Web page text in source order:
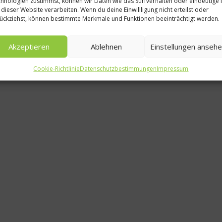
dieser Website verarbeiten. Wenn du deine Einwillligung nicht erteilst oder
können bestimmte Merkmale und Funktionen beeinträchtigt werden.
Akzeptieren Ablehnen Einstellungen
Cookie-RichtlinieDatenschutzbestimmungenImpressum